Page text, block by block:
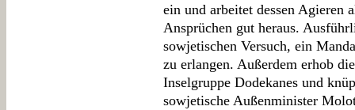
ein und arbeitet dessen Agieren
Ansprüchen gut heraus.
sowjetischen Versuch, ein
zu erlangen. Außerdem erhob
Inselgruppe Dodekanes und
sowjetische Außenminister